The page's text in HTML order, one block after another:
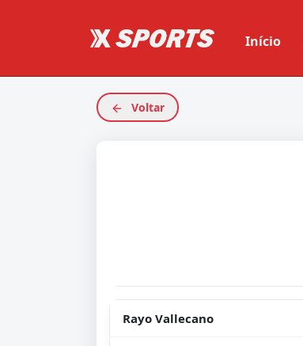
Início
Voltar
Rayo Vallecano